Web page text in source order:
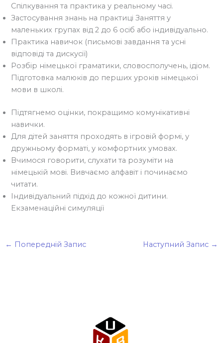
Спілкування та практика у реальному часі.
Застосування знань на практиці Заняття у
маленьких групах від 2 до 6 осіб або індивідуально.
Практика навичок (письмові завдання та усні
відповіді та дискусії)
Розбір німецької граматики, словосполучень, ідіом.
Підготовка малюків до перших уроків німецької
мови в школі.
Підтягнемо оцінки, покращимо комунікативні
навички.
Для дітей заняття проходять в ігровій формі, у
дружньому форматі, у комфортних умовах.
Вчимося говорити, слухати та розуміти на
німецькій мові. Вивчаємо алфавіт і починаємо
читати.
Індивідуальний підхід до кожної дитини.
Екзаменаційні симуляції
← Попередній Запис Наступний Запис →